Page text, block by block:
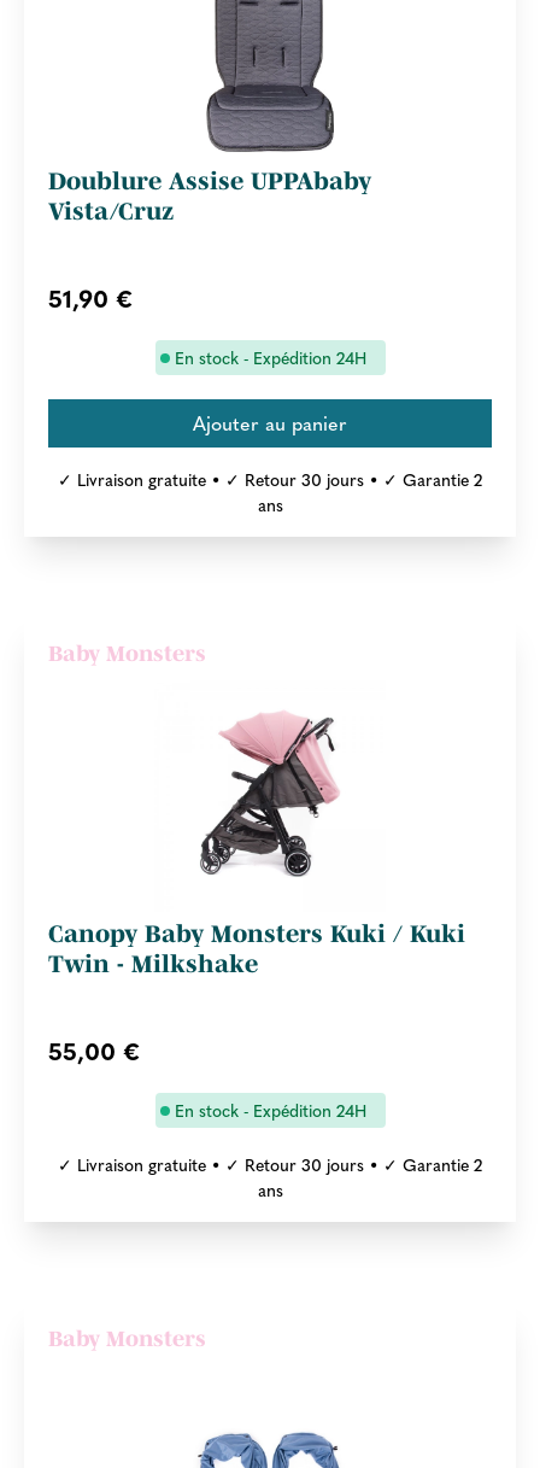
Doublure Assise UPPAbaby
Vista/Cruz
51,90 €
En stock - Expédition 24H
✓ Livraison gratuite • ✓ Retour 30 jours • ✓ Garantie 2
ans
Baby Monsters
Canopy Baby Monsters Kuki / Kuki
Twin - Milkshake
55,00 €
En stock - Expédition 24H
✓ Livraison gratuite • ✓ Retour 30 jours • ✓ Garantie 2
ans
Baby Monsters